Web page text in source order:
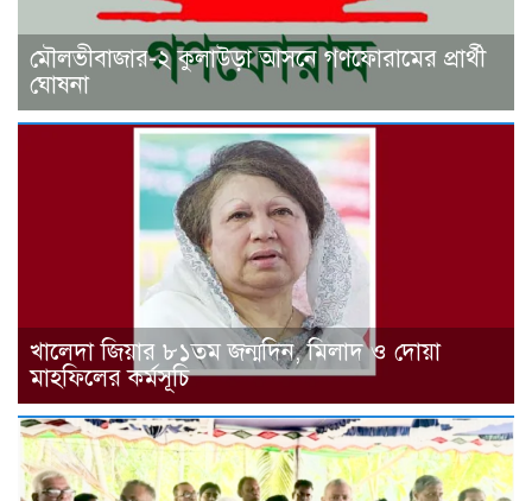
মৌলভীবাজার-২ কুলাউড়া আসনে গণফোরামের প্রার্থী
ঘোষনা
খালেদা জিয়ার ৮১তম জন্মদিন, মিলাদ ও দোয়া
মাহফিলের কর্মসূচি